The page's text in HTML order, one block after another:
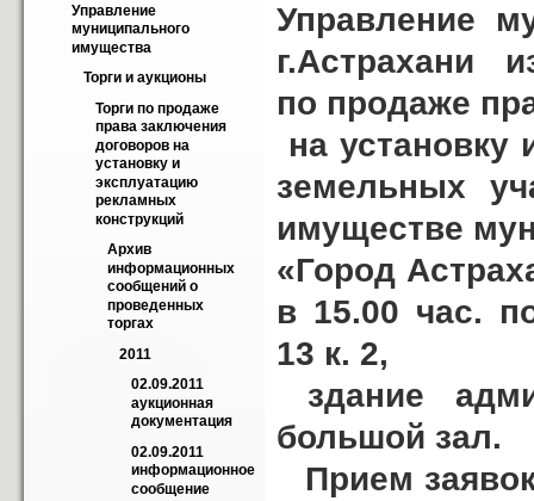
Управление
муниципального
имущества
Торги и аукционы
Торги по продаже
права заключения
договоров на
установку и
эксплуатацию
рекламных
конструкций
Архив
информационных
сообщений о
проведенных
торгах
2011
02.09.2011
аукционная
документация
02.09.2011
информационное
сообщение
Управление
г.Астрахани
по продаже
на установку
земельных
имуществе
«Город
в 15.00 час.
13 к. 2,
здание
большой зал.
Прием